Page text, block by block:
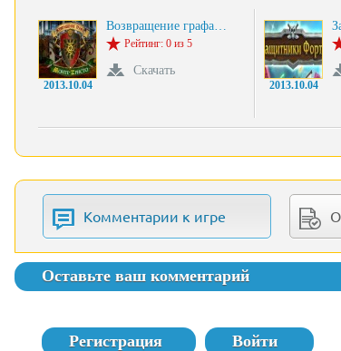
2013.10.04
Возвращение графа…
Рейтинг: 0 из 5
Скачать
2013.10.04
Комментарии к игре
Оставьте ваш комментарий
Регистрация Войти